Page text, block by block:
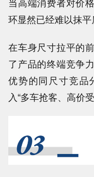
环显然已经难以抹平
在车身尺寸拉平的
了产品的终端竞争
优势的同尺寸竞品
入“多车抢客、高价